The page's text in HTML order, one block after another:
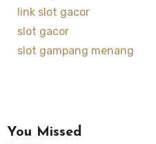
link slot gacor
slot gacor
slot gampang menang
You Missed